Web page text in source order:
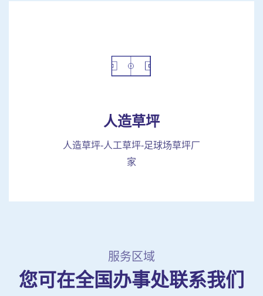
人造草坪
人造草坪-人工草坪-足球场草坪厂
家
服务区域
您可在全国办事处联系我们